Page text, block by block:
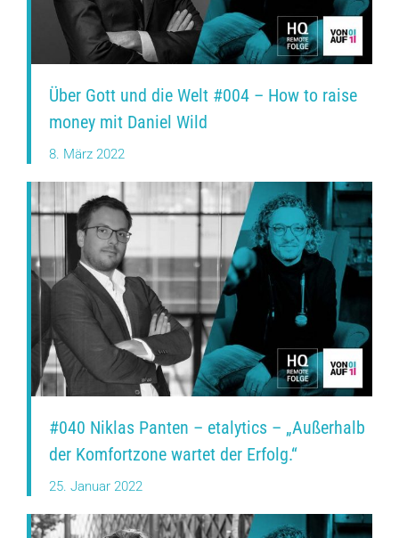
Über Gott und die Welt #004 – How to raise
money mit Daniel Wild
8. März 2022
#040 Niklas Panten – etalytics – „Außerhalb
der Komfortzone wartet der Erfolg.“
25. Januar 2022